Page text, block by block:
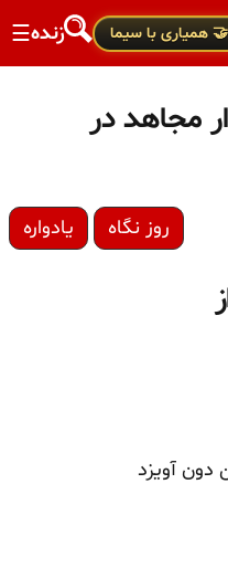
🤝 همیاری با سیما زنده☰
مجاهد در
روز نگاه یادواره
آویزد